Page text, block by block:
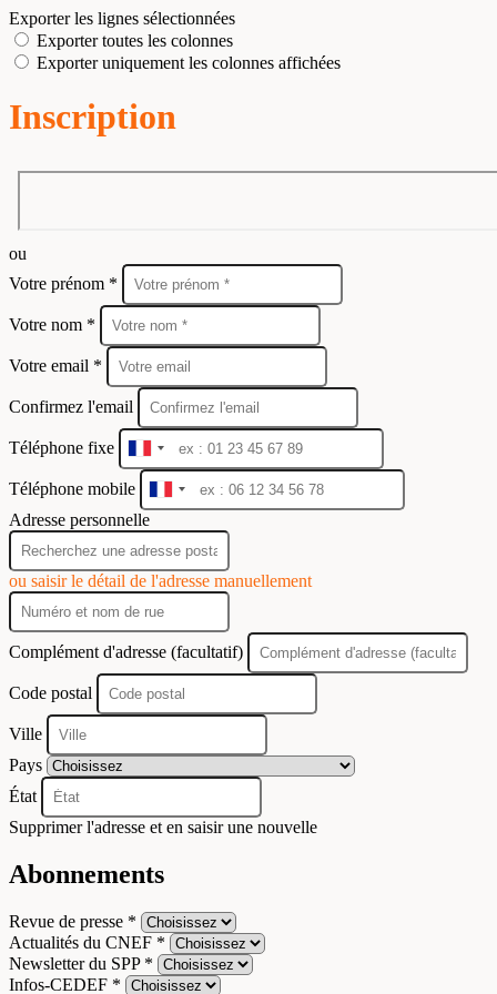
Exporter les lignes sélectionnées
Exporter toutes les colonnes
Exporter uniquement les colonnes affichées
Inscription
ou
Votre prénom *
Votre nom *
Votre email *
Confirmez l'email
Téléphone fixe
France
+33
Téléphone mobile
France
+33
Adresse personnelle
ou saisir le détail de l'adresse manuellement
Complément d'adresse (facultatif)
Code postal
Ville
Pays
État
Supprimer l'adresse et en saisir une nouvelle
Abonnements
Revue de presse *
Actualités du CNEF *
Newsletter du SPP *
Infos-CEDEF *